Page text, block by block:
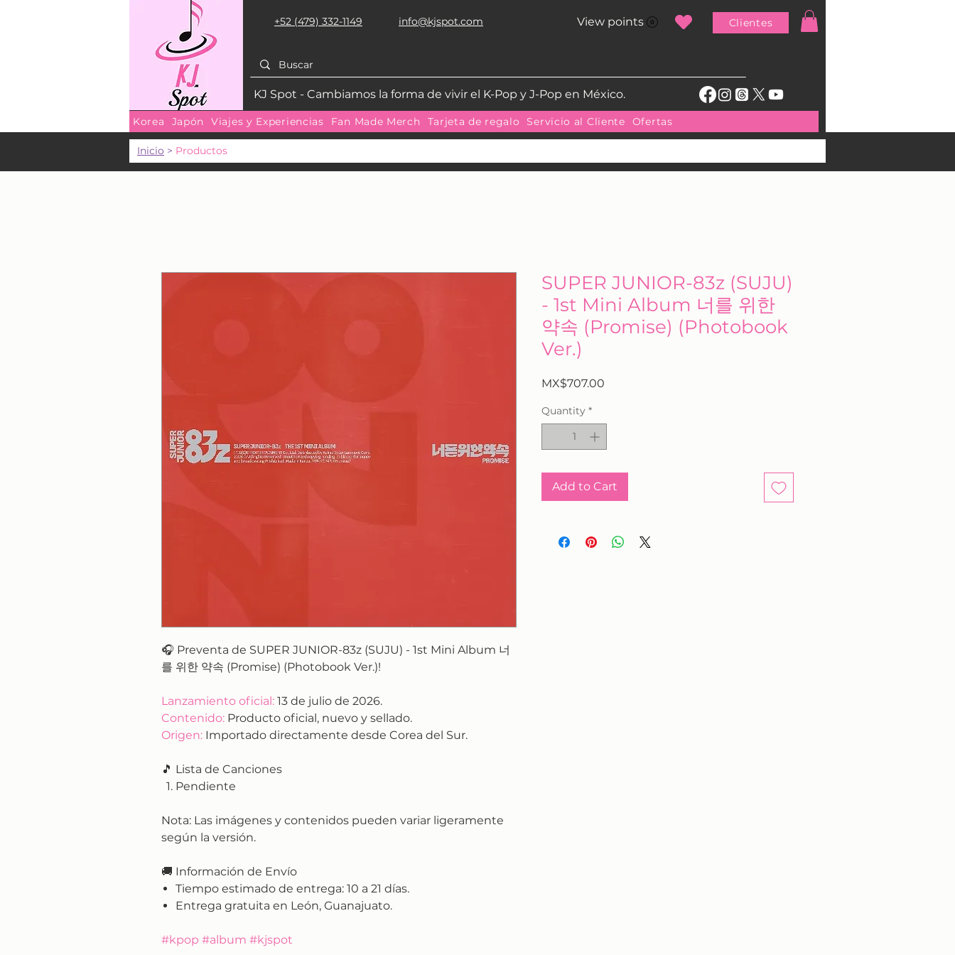
+52 (479) 332-1149 info@kjspot.com View points Clientes
KJ Spot - Cambiamos la forma de vivir el K-Pop y J-Pop en México.
Korea Japón Viajes y Experiencias Fan Made Merch Tarjeta de regalo Servicio al Cliente Ofertas
Inicio > Productos
🎧 Preventa de SUPER JUNIOR-83z (SUJU) - 1st Mini Album 너
를 위한 약속 (Promise) (Photobook Ver.)!
Lanzamiento oficial: 13 de julio de 2026.
Contenido: Producto oficial, nuevo y sellado.
Origen: Importado directamente desde Corea del Sur.
🎵 Lista de Canciones
Pendiente
Nota: Las imágenes y contenidos pueden variar ligeramente
según la versión.
🚚 Información de Envío
Tiempo estimado de entrega: 10 a 21 días.
Entrega gratuita en León, Guanajuato.
#kpop #album #kjspot
SUPER JUNIOR-83z (SUJU)
- 1st Mini Album 너를 위한
약속 (Promise) (Photobook
Ver.)
MX$707.00
Quantity *
Add to Cart